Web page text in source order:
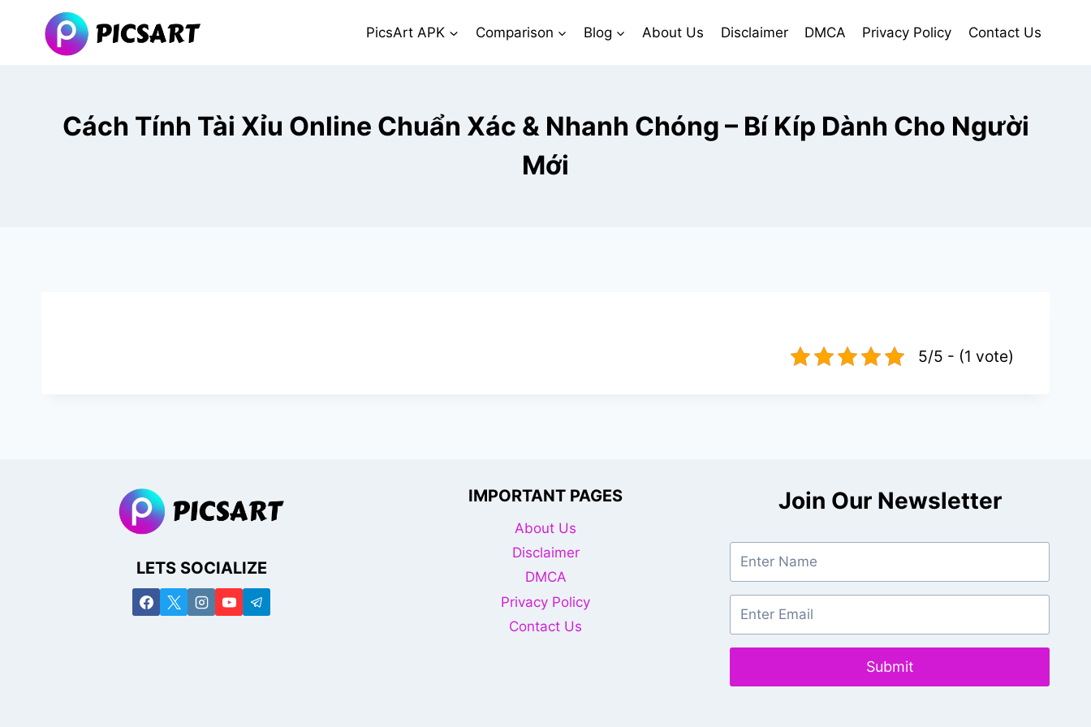
PicsArt APK Comparison Blog About Us Disclaimer DMCA Privacy Policy Contact Us
Cách Tính Tài Xỉu Online Chuẩn Xác & Nhanh Chóng – Bí Kíp Dành Cho Người
Mới
5/5 - (1 vote)
LETS SOCIALIZE
IMPORTANT PAGES
About Us
Disclaimer
DMCA
Privacy Policy
Contact Us
Join Our Newsletter
Submit